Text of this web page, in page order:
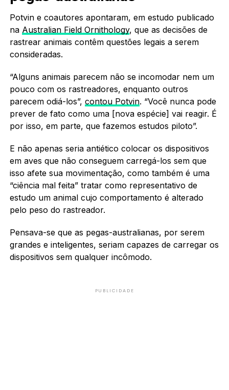
Potvin e coautores apontaram, em estudo publicado
na Australian Field Ornithology, que as decisões de
rastrear animais contêm questões legais a serem
consideradas.
“Alguns animais parecem não se incomodar nem um
pouco com os rastreadores, enquanto outros
parecem odiá-los”, contou Potvin. “Você nunca pode
prever de fato como uma [nova espécie] vai reagir. É
por isso, em parte, que fazemos estudos piloto”.
E não apenas seria antiético colocar os dispositivos
em aves que não conseguem carregá-los sem que
isso afete sua movimentação, como também é uma
“ciência mal feita” tratar como representativo de
estudo um animal cujo comportamento é alterado
pelo peso do rastreador.
Pensava-se que as pegas-australianas, por serem
grandes e inteligentes, seriam capazes de carregar os
dispositivos sem qualquer incômodo.
PUBLICIDADE